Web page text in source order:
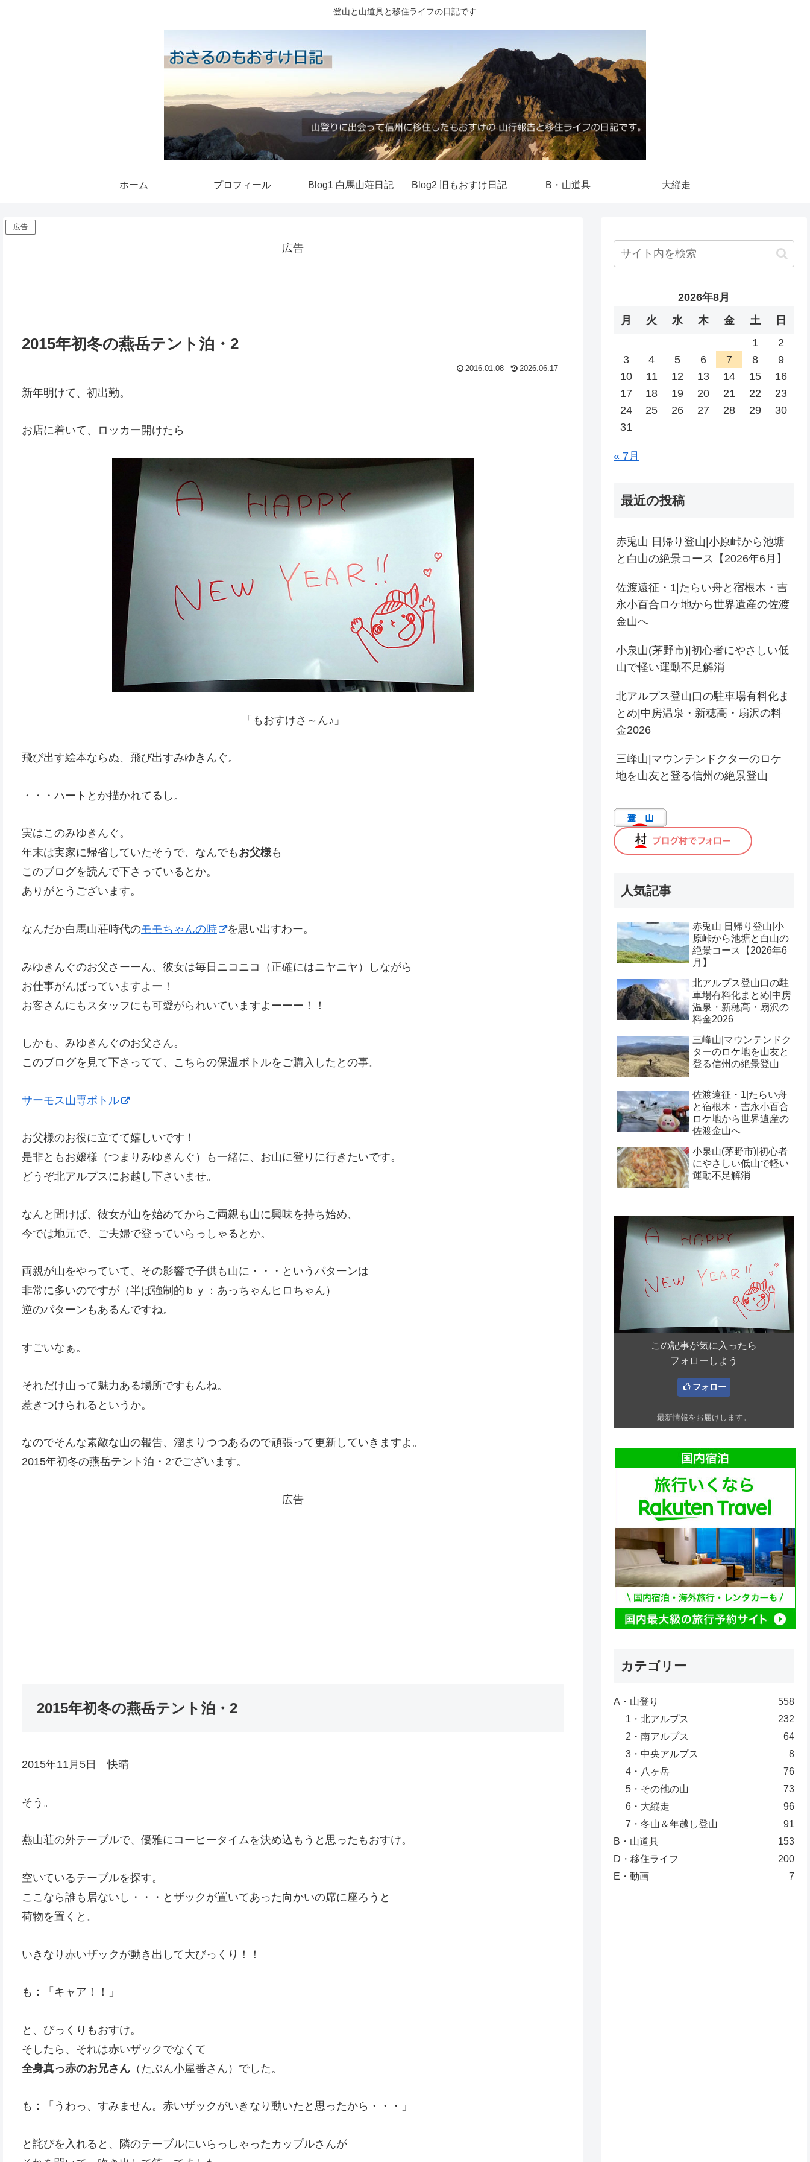
登山と山道具と移住ライフの日記です
ホーム プロフィール Blog1 白馬山荘日記 Blog2 旧もおすけ日記 B・山道具 大縦走
広告
広告
2015年初冬の燕岳テント泊・2
2016.01.08 2026.06.17
新年明けて、初出勤。
お店に着いて、ロッカー開けたら
「もおすけさ～ん♪」
飛び出す絵本ならぬ、飛び出すみゆきんぐ。
・・・ハートとか描かれてるし。
実はこのみゆきんぐ。
年末は実家に帰省していたそうで、なんでも お父様も
このブログを読んで下さっているとか。
ありがとうございます。
なんだか白馬山荘時代のモモちゃんの時 を思い出すわー。
みゆきんぐのお父さーーん、彼女は毎日ニコニコ（正確にはニヤニヤ）しながら
お仕事がんばっていますよー！
お客さんにもスタッフにも可愛がられいていますよーーー！！
しかも、みゆきんぐのお父さん。
このブログを見て下さってて、こちらの保温ボトルをご購入したとの事。
サーモス山専ボトル
お父様のお役に立てて嬉しいです！
是非ともお嬢様（つまりみゆきんぐ）も一緒に、お山に登りに行きたいです。
どうぞ北アルプスにお越し下さいませ。
なんと聞けば、彼女が山を始めてからご両親も山に興味を持ち始め、
今では地元で、ご夫婦で登っていらっしゃるとか。
両親が山をやっていて、その影響で子供も山に・・・というパターンは
非常に多いのですが（半ば強制的ｂｙ：あっちゃんヒロちゃん）
逆のパターンもあるんですね。
すごいなぁ。
それだけ山って魅力ある場所ですもんね。
惹きつけられるというか。
なのでそんな素敵な山の報告、溜まりつつあるので頑張って更新していきますよ。
2015年初冬の燕岳テント泊・2でございます。
広告
2015年初冬の燕岳テント泊・2
2015年11月5日 快晴
そう。
燕山荘の外テーブルで、優雅にコーヒータイムを決め込もうと思ったもおすけ。
空いているテーブルを探す。
ここなら誰も居ないし・・・とザックが置いてあった向かいの席に座ろうと
荷物を置くと。
いきなり赤いザックが動き出して大びっくり！！
も：「キャア！！」
と、びっくりもおすけ。
そしたら、それは赤いザックでなくて
全身真っ赤のお兄さん （たぶん小屋番さん）でした。
も：「うわっ、すみません。赤いザックがいきなり動いたと思ったから・・・」
と詫びを入れると、隣のテーブルにいらっしゃったカップルさんが
2026年8月
月
火 水 木 金 土
日
1
2
3
4 5 6 7 8
9
10
11 12 13 14 15
16
17
18 19 20 21 22
23
24
25 26 27 28 29
30
31
« 7月
最近の投稿
赤兎山 日帰り登山|小原峠から池塘
と白山の絶景コース【2026年6月】
佐渡遠征・1|たらい舟と宿根木・吉
永小百合ロケ地から世界遺産の佐渡
金山へ
小泉山(茅野市)|初心者にやさしい低
山で軽い運動不足解消
北アルプス登山口の駐車場有料化ま
とめ|中房温泉・新穂高・扇沢の料
金2026
三峰山|マウンテンドクターのロケ
地を山友と登る信州の絶景登山
人気記事
赤兎山 日帰り登山|小
原峠から池塘と白山の
絶景コース【2026年6
月】
北アルプス登山口の駐
車場有料化まとめ|中房
温泉・新穂高・扇沢の
料金2026
三峰山|マウンテンドク
ターのロケ地を山友と
登る信州の絶景登山
佐渡遠征・1|たらい舟
と宿根木・吉永小百合
ロケ地から世界遺産の
佐渡金山へ
小泉山(茅野市)|初心者
にやさしい低山で軽い
運動不足解消
この記事が気に入ったら
フォローしよう
フォロー
最新情報をお届けします。
カテゴリー
A・山登り
558
1・北アルプス
232
2・南アルプス
64
3・中央アルプス
8
4・八ヶ岳
76
5・その他の山
73
6・大縦走
96
7・冬山＆年越し登山
91
B・山道具
153
D・移住ライフ
200
E・動画
7